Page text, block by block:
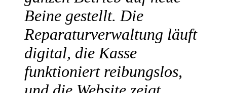
Beine gestellt. Die
Reparaturverwaltung läuft
digital, die Kasse
funktioniert reibungslos,